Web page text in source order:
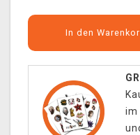
In den
im